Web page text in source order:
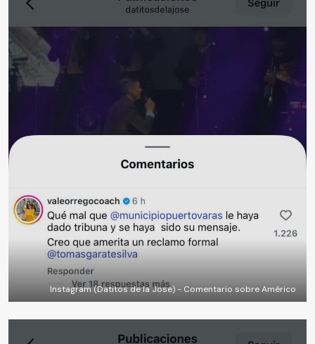
Instagram (Datitos de la Jose) - Comentario sobre Américo